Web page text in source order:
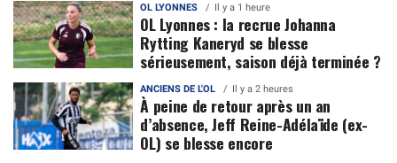
OL LYONNES Il y a 1 heure
OL Lyonnes : la recrue Johanna
Rytting Kaneryd se blesse
sérieusement, saison déjà terminée ?
ANCIENS DE L'OL Il y a 2 heures
À peine de retour après un an
d’absence, Jeff Reine-Adélaïde (ex-
OL) se blesse encore